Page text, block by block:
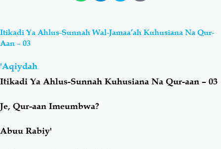
Aqiydah
Shirki & Kufru
Fiqh-Ibaadah
Itikadi Ya Ahlus-Sunnah Wal-Jamaa’ah Kuhusiana Na Qur-
Aan – 03
'Aqiydah
Itikadi Ya Ahlus-Sunnah Kuhusiana Na Qur-aan – 03
Je, Qur-aan Imeumbwa?
Abuu Rabiy'